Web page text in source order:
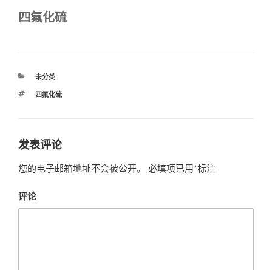
四氟化硫
分
未分类
标
四氟化硫
发表评论
您的电子邮箱地址不会被公开。 必填项已用*标注
评论